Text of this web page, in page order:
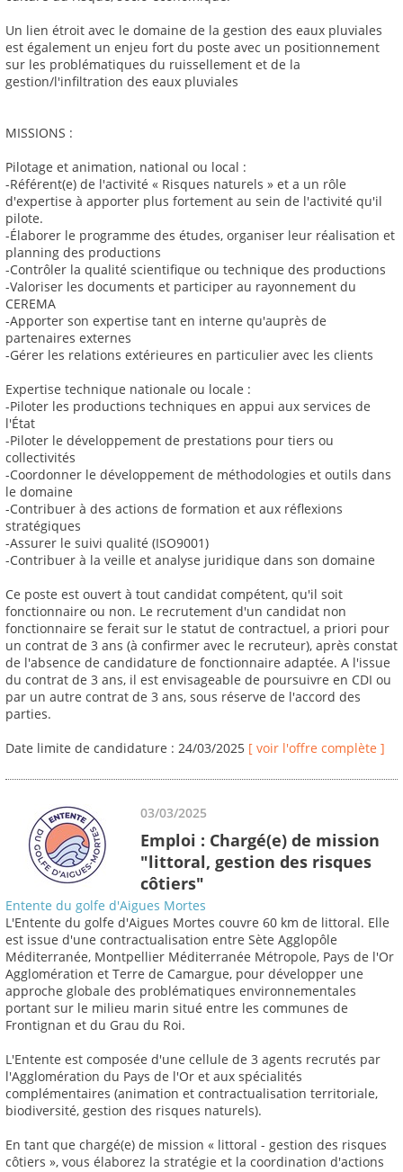
Un lien étroit avec le domaine de la gestion des eaux pluviales
est également un enjeu fort du poste avec un positionnement
sur les problématiques du ruissellement et de la
gestion/l'infiltration des eaux pluviales
MISSIONS :
Pilotage et animation, national ou local :
-Référent(e) de l'activité « Risques naturels » et a un rôle
d'expertise à apporter plus fortement au sein de l'activité qu'il
pilote.
-Élaborer le programme des études, organiser leur réalisation et
planning des productions
-Contrôler la qualité scientifique ou technique des productions
-Valoriser les documents et participer au rayonnement du
CEREMA
-Apporter son expertise tant en interne qu'auprès de
partenaires externes
-Gérer les relations extérieures en particulier avec les clients
Expertise technique nationale ou locale :
-Piloter les productions techniques en appui aux services de
l'État
-Piloter le développement de prestations pour tiers ou
collectivités
-Coordonner le développement de méthodologies et outils dans
le domaine
-Contribuer à des actions de formation et aux réflexions
stratégiques
-Assurer le suivi qualité (ISO9001)
-Contribuer à la veille et analyse juridique dans son domaine
Ce poste est ouvert à tout candidat compétent, qu'il soit
fonctionnaire ou non. Le recrutement d'un candidat non
fonctionnaire se ferait sur le statut de contractuel, a priori pour
un contrat de 3 ans (à confirmer avec le recruteur), après constat
de l'absence de candidature de fonctionnaire adaptée. A l'issue
du contrat de 3 ans, il est envisageable de poursuivre en CDI ou
par un autre contrat de 3 ans, sous réserve de l'accord des
parties.
Date limite de candidature : 24/03/2025 [ voir l'offre complète ]
03/03/2025
Emploi : Chargé(e) de mission
"littoral, gestion des risques
côtiers"
Entente du golfe d'Aigues Mortes
L'Entente du golfe d'Aigues Mortes couvre 60 km de littoral. Elle
est issue d'une contractualisation entre Sète Agglopôle
Méditerranée, Montpellier Méditerranée Métropole, Pays de l'Or
Agglomération et Terre de Camargue, pour développer une
approche globale des problématiques environnementales
portant sur le milieu marin situé entre les communes de
Frontignan et du Grau du Roi.
L'Entente est composée d'une cellule de 3 agents recrutés par
l'Agglomération du Pays de l'Or et aux spécialités
complémentaires (animation et contractualisation territoriale,
biodiversité, gestion des risques naturels).
En tant que chargé(e) de mission « littoral - gestion des risques
côtiers », vous élaborez la stratégie et la coordination d'actions